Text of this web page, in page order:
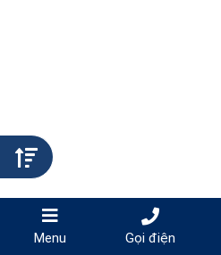
Menu Gọi điện